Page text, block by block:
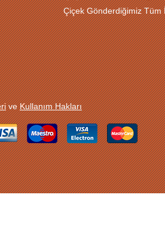
Çiçek Gönderdiğimiz Tüm
veKullanım Hakları